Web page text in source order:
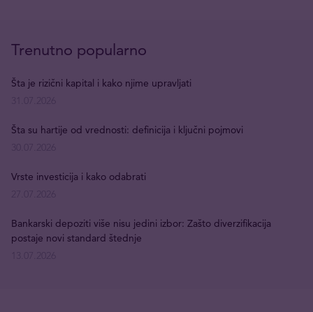
Trenutno popularno
Šta je rizični kapital i kako njime upravljati
Šta su hartije od vrednosti: definicija i ključni pojmovi
Vrste investicija i kako odabrati
Bankarski depoziti više nisu jedini izbor: Zašto diverzifikacija
postaje novi standard štednje